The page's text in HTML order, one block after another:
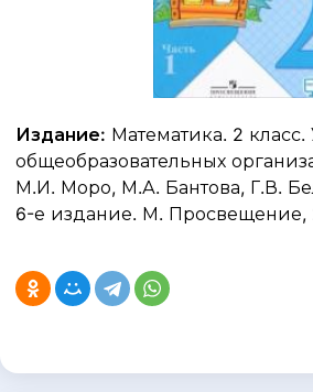
Издание: Математика. 2
общеобразовательных
М.И. Моро, М.А. Бантова, Г.В.
6-е издание. М. Просвещение,